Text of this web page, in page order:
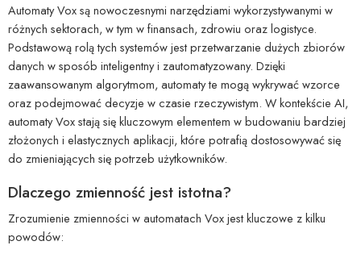
Automaty Vox są nowoczesnymi narzędziami wykorzystywanymi w
różnych sektorach, w tym w finansach, zdrowiu oraz logistyce.
Podstawową rolą tych systemów jest przetwarzanie dużych zbiorów
danych w sposób inteligentny i zautomatyzowany. Dzięki
zaawansowanym algorytmom, automaty te mogą wykrywać wzorce
oraz podejmować decyzje w czasie rzeczywistym. W kontekście AI,
automaty Vox stają się kluczowym elementem w budowaniu bardziej
złożonych i elastycznych aplikacji, które potrafią dostosowywać się
do zmieniających się potrzeb użytkowników.
Dlaczego zmienność jest istotna?
Zrozumienie zmienności w automatach Vox jest kluczowe z kilku
powodów: